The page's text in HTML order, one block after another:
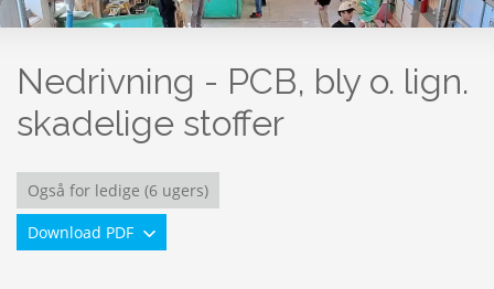
Nedrivning - PCB, bly o. lign.
skadelige stoffer
Også for ledige (6 ugers)
Download PDF